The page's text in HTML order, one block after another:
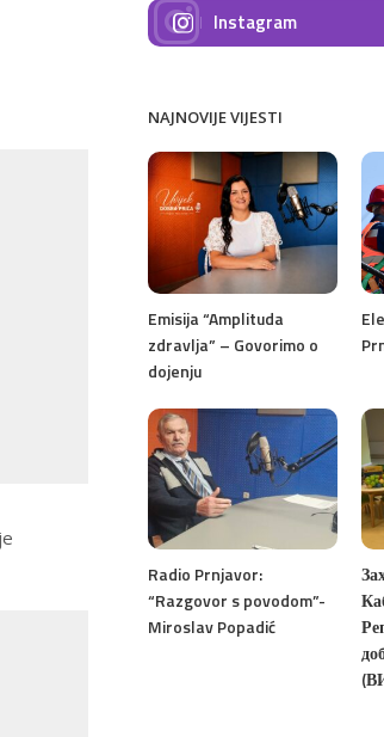
Instagram
NAJNOVIJE VIJESTI
Emisija “Amplituda
zdravlja” – Govorimo o
dojenju
Radio Prnjavor:
“Razgovor s povodom”-
Miroslav Popadić